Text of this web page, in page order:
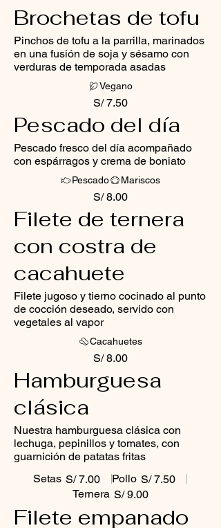
Brochetas de tofu
Pinchos de tofu a la parrilla, marinados
en una fusión de soja y sésamo con
verduras de temporada asadas
S/ 7.50
Vegano
Pescado del día
Pescado fresco del día acompañado
con espárragos y crema de boniato
S/ 8.00
Pescado Mariscos
Filete de ternera
con costra de
cacahuete
Filete jugoso y tierno cocinado al punto
de cocción deseado, servido con
vegetales al vapor
S/ 8.00
Cacahuetes
Hamburguesa
clásica
Nuestra hamburguesa clásica con
lechuga, pepinillos y tomates, con
guarnición de patatas fritas
Setas S/ 7.00 Pollo S/ 7.50
Ternera S/ 9.00
Filete empanado